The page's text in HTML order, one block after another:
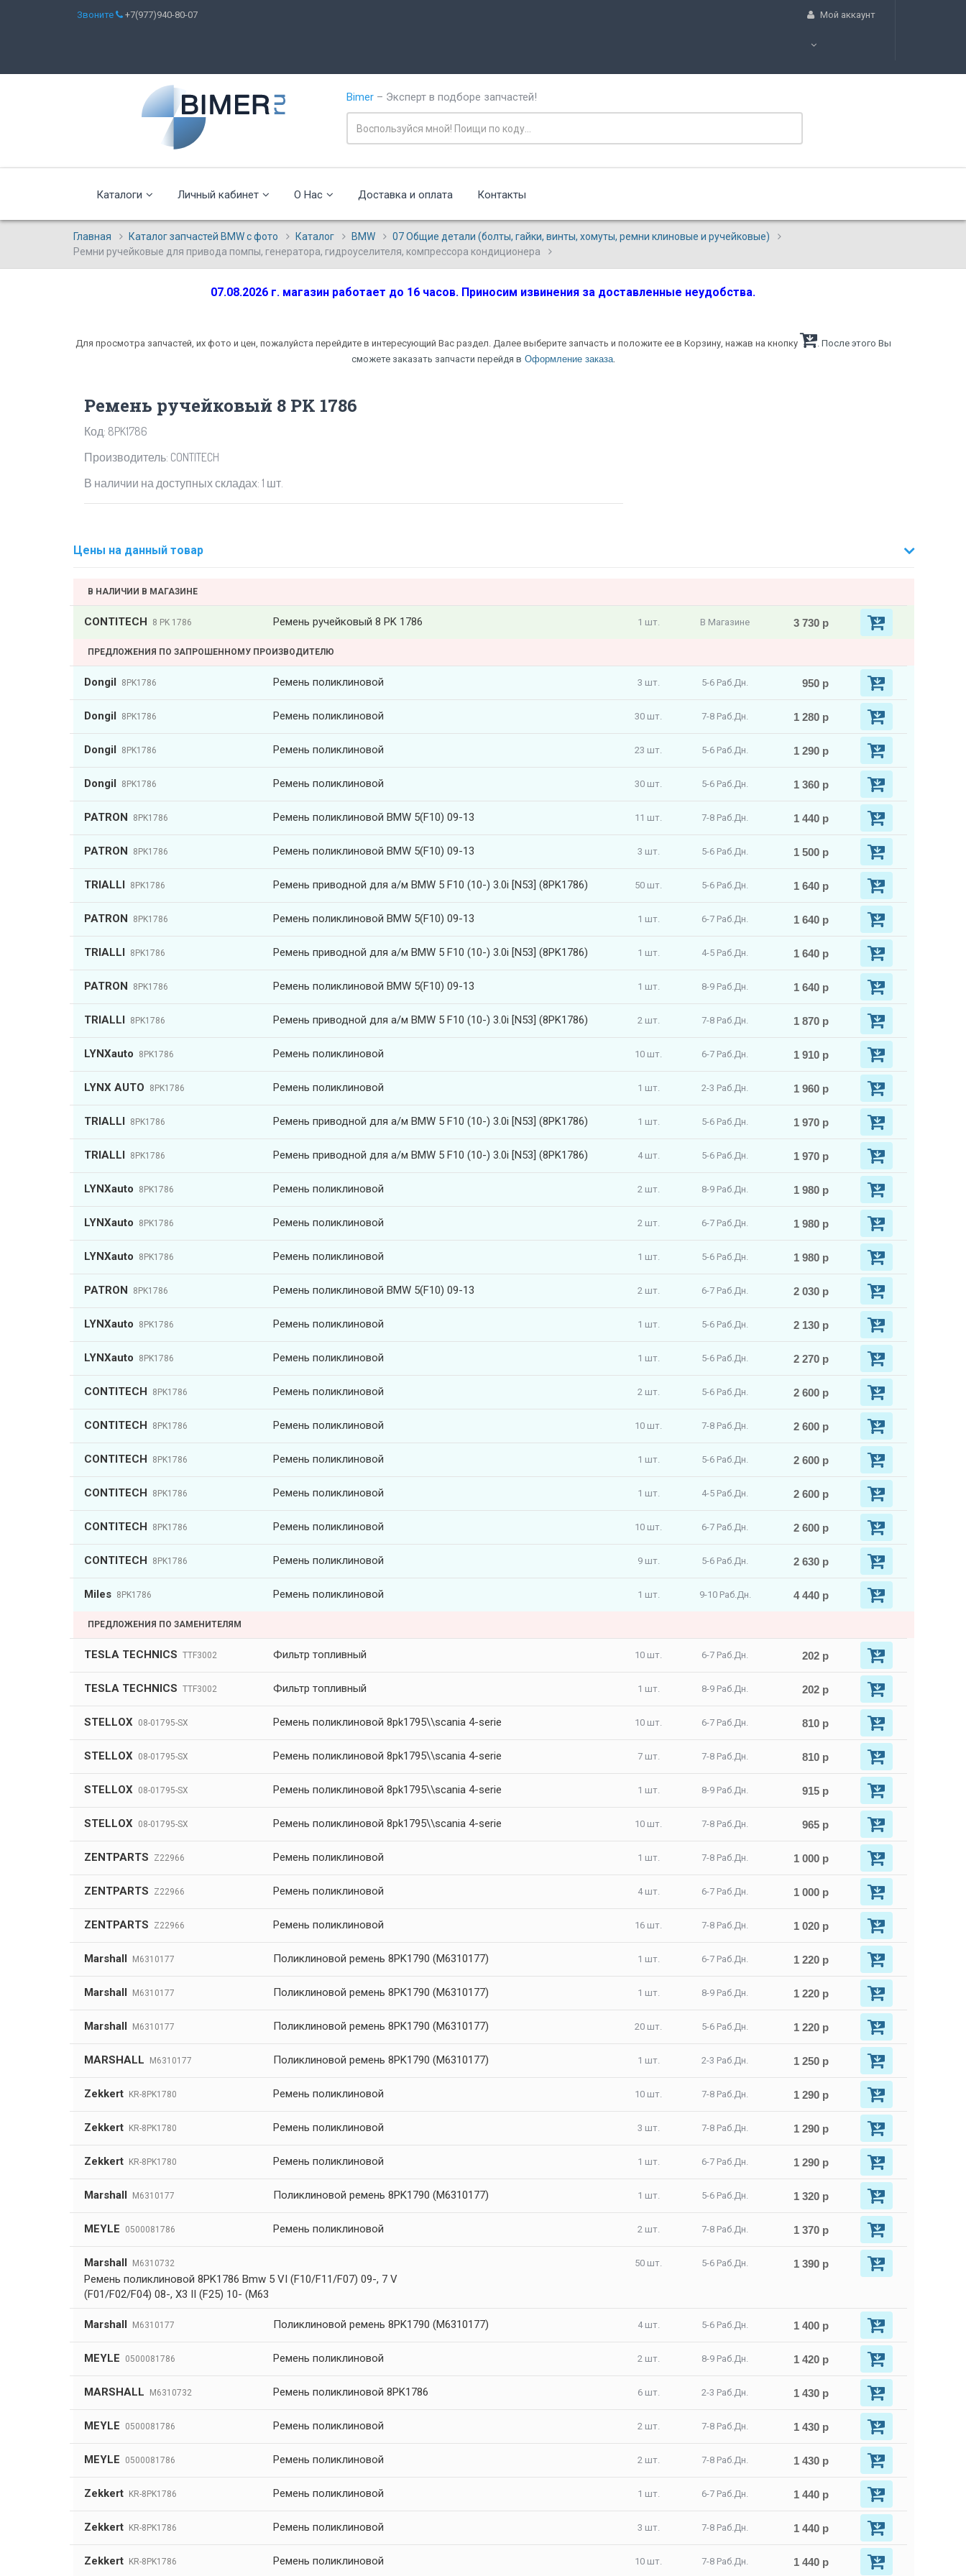
Звоните +7(977)940-80-07 Мой аккаунт
Bimer – Эксперт в подборе запчастей!
Каталоги Личный кабинет О Нас Доставка и оплата Контакты
Главная Каталог запчастей BMW с фото Каталог BMW
07 Общие детали (болты, гайки, винты, хомуты, ремни клиновые и ручейковые)
Ремни ручейковые для привода помпы, генератора, гидроуселителя, компрессора кондиционера
07.08.2026 г. магазин работает до 16 часов. Приносим извинения за доставленные неудобства.
Для просмотра запчастей, их фото и цен, пожалуйста перейдите в интересующий Вас раздел. Далее выберите запчасть и положите ее в Корзину, нажав на кнопку
. После этого Вы
сможете заказать запчасти перейдя в Оформление заказа.
Ремень ручейковый 8 PK 1786
Код: 8PK1786
Производитель: CONTITECH
В наличии на доступных складах: 1 шт.
Цены на данный товар
В НАЛИЧИИ В МАГАЗИНЕ
CONTITECH 8 PK 1786 Ремень ручейковый 8 PK 1786 1 шт. В Магазине 3 730 р
ПРЕДЛОЖЕНИЯ ПО ЗАПРОШЕННОМУ ПРОИЗВОДИТЕЛЮ
Dongil 8PK1786 Ремень поликлиновой 3 шт. 5-6 Раб.Дн. 950 р
Dongil 8PK1786 Ремень поликлиновой 30 шт. 7-8 Раб.Дн. 1 280 р
Dongil 8PK1786 Ремень поликлиновой 23 шт. 5-6 Раб.Дн. 1 290 р
Dongil 8PK1786 Ремень поликлиновой 30 шт. 5-6 Раб.Дн. 1 360 р
PATRON 8PK1786 Ремень поликлиновой BMW 5(F10) 09-13 11 шт. 7-8 Раб.Дн. 1 440 р
PATRON 8PK1786 Ремень поликлиновой BMW 5(F10) 09-13 3 шт. 5-6 Раб.Дн. 1 500 р
TRIALLI 8PK1786 Ремень приводной для а/м BMW 5 F10 (10-) 3.0i [N53] (8PK1786) 50 шт. 5-6 Раб.Дн. 1 640 р
PATRON 8PK1786 Ремень поликлиновой BMW 5(F10) 09-13 1 шт. 6-7 Раб.Дн. 1 640 р
TRIALLI 8PK1786 Ремень приводной для а/м BMW 5 F10 (10-) 3.0i [N53] (8PK1786) 1 шт. 4-5 Раб.Дн. 1 640 р
PATRON 8PK1786 Ремень поликлиновой BMW 5(F10) 09-13 1 шт. 8-9 Раб.Дн. 1 640 р
TRIALLI 8PK1786 Ремень приводной для а/м BMW 5 F10 (10-) 3.0i [N53] (8PK1786) 2 шт. 7-8 Раб.Дн. 1 870 р
LYNXauto 8PK1786 Ремень поликлиновой 10 шт. 6-7 Раб.Дн. 1 910 р
LYNX AUTO 8PK1786 Ремень поликлиновой 1 шт. 2-3 Раб.Дн. 1 960 р
TRIALLI 8PK1786 Ремень приводной для а/м BMW 5 F10 (10-) 3.0i [N53] (8PK1786) 1 шт. 5-6 Раб.Дн. 1 970 р
TRIALLI 8PK1786 Ремень приводной для а/м BMW 5 F10 (10-) 3.0i [N53] (8PK1786) 4 шт. 5-6 Раб.Дн. 1 970 р
LYNXauto 8PK1786 Ремень поликлиновой 2 шт. 8-9 Раб.Дн. 1 980 р
LYNXauto 8PK1786 Ремень поликлиновой 2 шт. 6-7 Раб.Дн. 1 980 р
LYNXauto 8PK1786 Ремень поликлиновой 1 шт. 5-6 Раб.Дн. 1 980 р
PATRON 8PK1786 Ремень поликлиновой BMW 5(F10) 09-13 2 шт. 6-7 Раб.Дн. 2 030 р
LYNXauto 8PK1786 Ремень поликлиновой 1 шт. 5-6 Раб.Дн. 2 130 р
LYNXauto 8PK1786 Ремень поликлиновой 1 шт. 5-6 Раб.Дн. 2 270 р
CONTITECH 8PK1786 Ремень поликлиновой 2 шт. 5-6 Раб.Дн. 2 600 р
CONTITECH 8PK1786 Ремень поликлиновой 10 шт. 7-8 Раб.Дн. 2 600 р
CONTITECH 8PK1786 Ремень поликлиновой 1 шт. 5-6 Раб.Дн. 2 600 р
CONTITECH 8PK1786 Ремень поликлиновой 1 шт. 4-5 Раб.Дн. 2 600 р
CONTITECH 8PK1786 Ремень поликлиновой 10 шт. 6-7 Раб.Дн. 2 600 р
CONTITECH 8PK1786 Ремень поликлиновой 9 шт. 5-6 Раб.Дн. 2 630 р
Miles 8PK1786 Ремень поликлиновой 1 шт. 9-10 Раб.Дн. 4 440 р
ПРЕДЛОЖЕНИЯ ПО ЗАМЕНИТЕЛЯМ
TESLA TECHNICS TTF3002 Фильтр топливный 10 шт. 6-7 Раб.Дн. 202 р
TESLA TECHNICS TTF3002 Фильтр топливный 1 шт. 8-9 Раб.Дн. 202 р
STELLOX 08-01795-SX Ремень поликлиновой 8pk1795\\scania 4-serie 10 шт. 6-7 Раб.Дн. 810 р
STELLOX 08-01795-SX Ремень поликлиновой 8pk1795\\scania 4-serie 7 шт. 7-8 Раб.Дн. 810 р
STELLOX 08-01795-SX Ремень поликлиновой 8pk1795\\scania 4-serie 1 шт. 8-9 Раб.Дн. 915 р
STELLOX 08-01795-SX Ремень поликлиновой 8pk1795\\scania 4-serie 10 шт. 7-8 Раб.Дн. 965 р
ZENTPARTS Z22966 Ремень поликлиновой 1 шт. 7-8 Раб.Дн. 1 000 р
ZENTPARTS Z22966 Ремень поликлиновой 4 шт. 6-7 Раб.Дн. 1 000 р
ZENTPARTS Z22966 Ремень поликлиновой 16 шт. 7-8 Раб.Дн. 1 020 р
Marshall M6310177 Поликлиновой ремень 8PK1790 (M6310177) 1 шт. 6-7 Раб.Дн. 1 220 р
Marshall M6310177 Поликлиновой ремень 8PK1790 (M6310177) 1 шт. 8-9 Раб.Дн. 1 220 р
Marshall M6310177 Поликлиновой ремень 8PK1790 (M6310177) 20 шт. 5-6 Раб.Дн. 1 220 р
MARSHALL M6310177 Поликлиновой ремень 8PK1790 (M6310177) 1 шт. 2-3 Раб.Дн. 1 250 р
Zekkert KR-8PK1780 Ремень поликлиновой 10 шт. 7-8 Раб.Дн. 1 290 р
Zekkert KR-8PK1780 Ремень поликлиновой 3 шт. 7-8 Раб.Дн. 1 290 р
Zekkert KR-8PK1780 Ремень поликлиновой 1 шт. 6-7 Раб.Дн. 1 290 р
Marshall M6310177 Поликлиновой ремень 8PK1790 (M6310177) 1 шт. 5-6 Раб.Дн. 1 320 р
MEYLE 0500081786 Ремень поликлиновой 2 шт. 7-8 Раб.Дн. 1 370 р
Marshall M6310732
Ремень поликлиновой 8PK1786 Bmw 5 VI (F10/F11/F07) 09-, 7 V
(F01/F02/F04) 08-, X3 II (F25) 10- (M63
50 шт. 5-6 Раб.Дн. 1 390 р
Marshall M6310177 Поликлиновой ремень 8PK1790 (M6310177) 4 шт. 5-6 Раб.Дн. 1 400 р
MEYLE 0500081786 Ремень поликлиновой 2 шт. 8-9 Раб.Дн. 1 420 р
MARSHALL M6310732 Ремень поликлиновой 8PK1786 6 шт. 2-3 Раб.Дн. 1 430 р
MEYLE 0500081786 Ремень поликлиновой 2 шт. 7-8 Раб.Дн. 1 430 р
MEYLE 0500081786 Ремень поликлиновой 2 шт. 7-8 Раб.Дн. 1 430 р
Zekkert KR-8PK1786 Ремень поликлиновой 1 шт. 6-7 Раб.Дн. 1 440 р
Zekkert KR-8PK1786 Ремень поликлиновой 3 шт. 7-8 Раб.Дн. 1 440 р
Zekkert KR-8PK1786 Ремень поликлиновой 10 шт. 7-8 Раб.Дн. 1 440 р